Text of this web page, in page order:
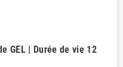
GEL | Durée de vie 12